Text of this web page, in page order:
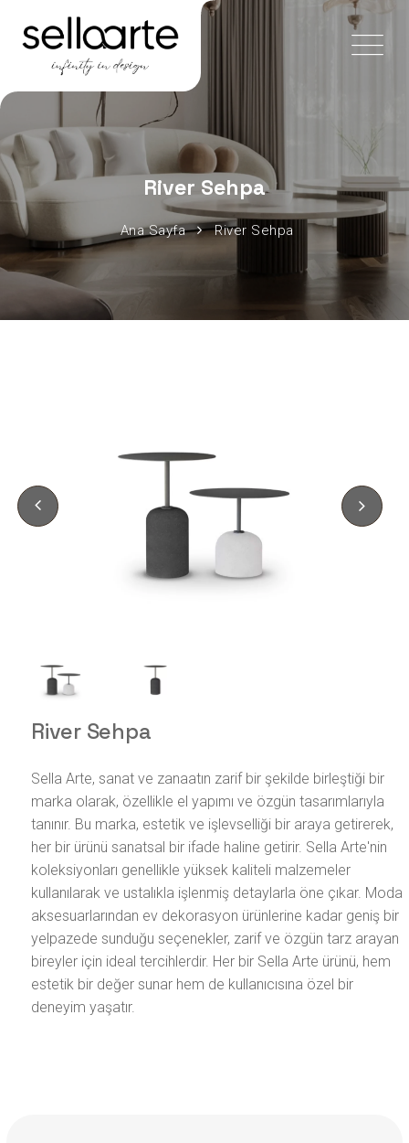
River Sehpa
Ana Sayfa River Sehpa
River Sehpa
Sella Arte, sanat ve zanaatın zarif bir şekilde birleştiği bir
marka olarak, özellikle el yapımı ve özgün tasarımlarıyla
tanınır. Bu marka, estetik ve işlevselliği bir araya getirerek,
her bir ürünü sanatsal bir ifade haline getirir. Sella Arte'nin
koleksiyonları genellikle yüksek kaliteli malzemeler
kullanılarak ve ustalıkla işlenmiş detaylarla öne çıkar. Moda
aksesuarlarından ev dekorasyon ürünlerine kadar geniş bir
yelpazede sunduğu seçenekler, zarif ve özgün tarz arayan
bireyler için ideal tercihlerdir. Her bir Sella Arte ürünü, hem
estetik bir değer sunar hem de kullanıcısına özel bir
deneyim yaşatır.